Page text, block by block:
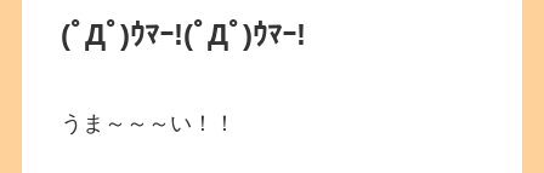
(ﾟДﾟ)ｳﾏｰ!(ﾟДﾟ)ｳﾏｰ!
うま～～～い！！